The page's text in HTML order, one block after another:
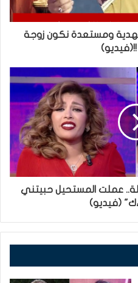
ومستعدة نكون زوجة
!!(فيديو)
عملت المستحيل حبيتني
(فيديو)